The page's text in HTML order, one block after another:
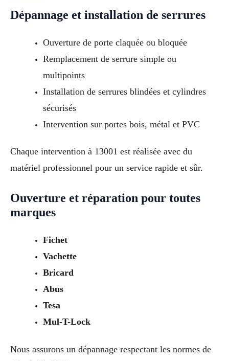
Dépannage et installation de serrures
Ouverture de porte claquée ou bloquée
Remplacement de serrure simple ou
multipoints
Installation de serrures blindées et cylindres
sécurisés
Intervention sur portes bois, métal et PVC
Chaque intervention à 13001 est réalisée avec du
matériel professionnel pour un service rapide et sûr.
Ouverture et réparation pour toutes
marques
Fichet
Vachette
Bricard
Abus
Tesa
Mul-T-Lock
Nous assurons un dépannage respectant les normes de